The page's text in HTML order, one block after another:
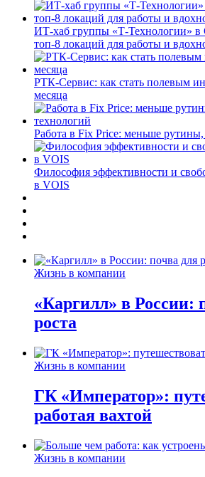
ИТ-хаб группы «Т-Технологии» в
топ-8 локаций для работы и
РТК-Сервис: как стать полевым
месяца
Работа в Fix Price: меньше
Философия эффективности и
в VOIS
Жизнь в компании
«Каргилл» в России:
роста
Жизнь в компании
ГК «Император»:
работая вахтой
Жизнь в компании